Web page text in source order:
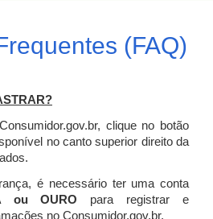
(FAQ)
clique no botão
no canto superior direito da
é necessário ter uma conta
ou OURO para registrar e
no Consumidor.gov.br.